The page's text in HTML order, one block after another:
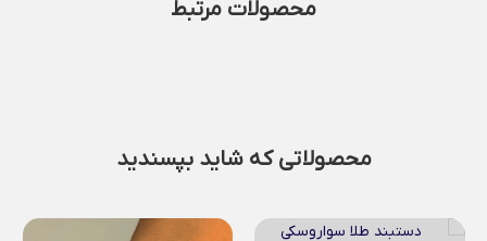
محصولات مرتبط
محصولاتی که شاید بپسندید